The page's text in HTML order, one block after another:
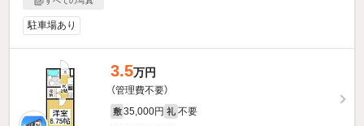
駐車場あり
3.5万円
（管理費不要）
敷 35,000円 礼 不要